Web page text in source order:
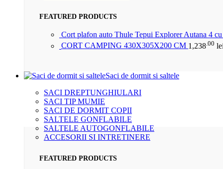
FEATURED PRODUCTS
Cort plafon auto Thule Tepui Explorer Autana 4
CORT CAMPING 430X305X200 CM 1,238 .00
Saci de dormit si saltele
SACI DREPTUNGHIULARI
SACI TIP MUMIE
SACI DE DORMIT COPII
SALTELE GONFLABILE
SALTELE AUTOGONFLABILE
ACCESORII SI INTRETINERE
FEATURED PRODUCTS